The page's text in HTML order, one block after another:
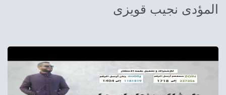
Sudani tones
المؤدى نجيب قويزى